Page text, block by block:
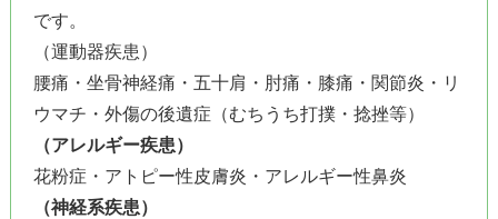
です。
（運動器疾患）
腰痛・坐骨神経痛・五十肩・肘痛・膝痛・関節炎・リ
ウマチ・外傷の後遺症（むちうち打撲・捻挫等）
（アレルギー疾患）
花粉症・アトピー性皮膚炎・アレルギー性鼻炎
（神経系疾患）